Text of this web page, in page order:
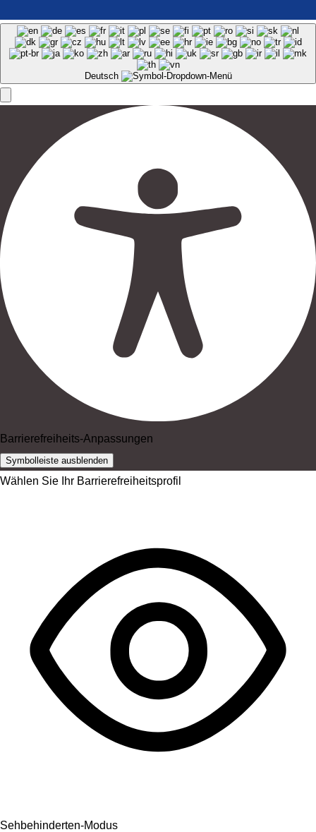
Deutsch
Barrierefreiheits-Anpassungen
Symbolleiste ausblenden
Wählen Sie Ihr Barrierefreiheitsprofil
Sehbehinderten-Modus